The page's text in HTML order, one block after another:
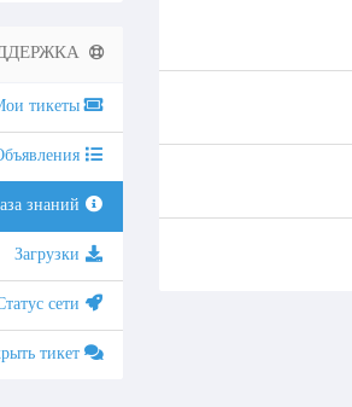
Мои тикеты
Объявления
Открыть тикет